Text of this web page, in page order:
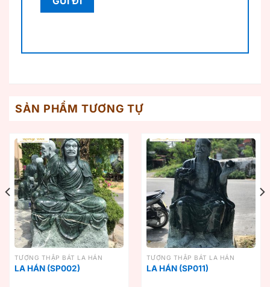
SẢN PHẨM TƯƠNG TỰ
TƯỢNG THẬP BÁT LA HÁN
LA HÁN (SP002)
TƯỢNG THẬP BÁT LA HÁN
LA HÁN (SP011)